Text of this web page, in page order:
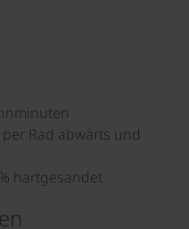
Rad abwärts und
hartgesandet